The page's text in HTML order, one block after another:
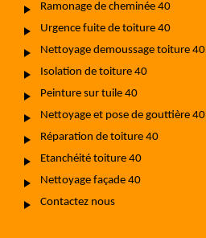
Ramonage de cheminée 40
Urgence fuite de toiture 40
Nettoyage demoussage toiture 40
Isolation de toiture 40
Peinture sur tuile 40
Nettoyage et pose de gouttière 40
Réparation de toiture 40
Etanchéité toiture 40
Nettoyage façade 40
Contactez nous